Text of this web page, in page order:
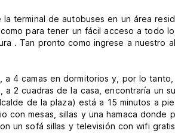
terminal de autobuses en un área
para tener un fácil acceso a todo
. Tan pronto como ingrese a nuestro
4 camas en dormitorios y, por lo
2 cuadras de la casa, encontraría un
de la plaza) está a 15 minutos a
con mesas, sillas y una hamaca donde
un sofá sillas y televisión con wifi